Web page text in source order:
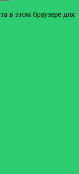
в этом браузере для